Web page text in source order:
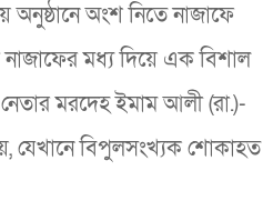
অনুষ্ঠানে অংশ নিতে নাজাফে
মধ্য দিয়ে এক বিশাল
মরদেহ ইমাম আলী (রা.)-
যেখানে বিপুলসংখ্যক শোকাহত